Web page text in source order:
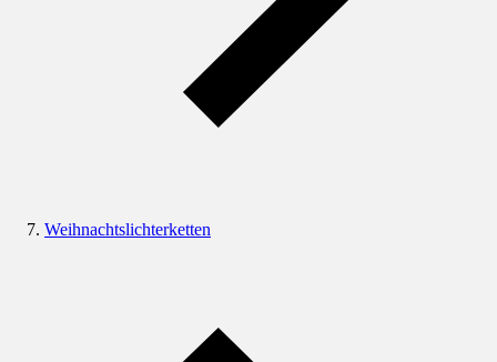
Weihnachtslichterketten